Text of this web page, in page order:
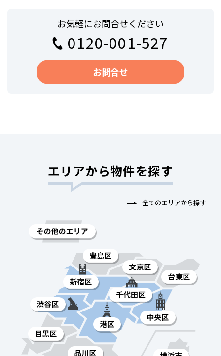
お気軽にお問合せください
0120-001-527
お問合せ
エリアから物件を探す
全てのエリアから探す